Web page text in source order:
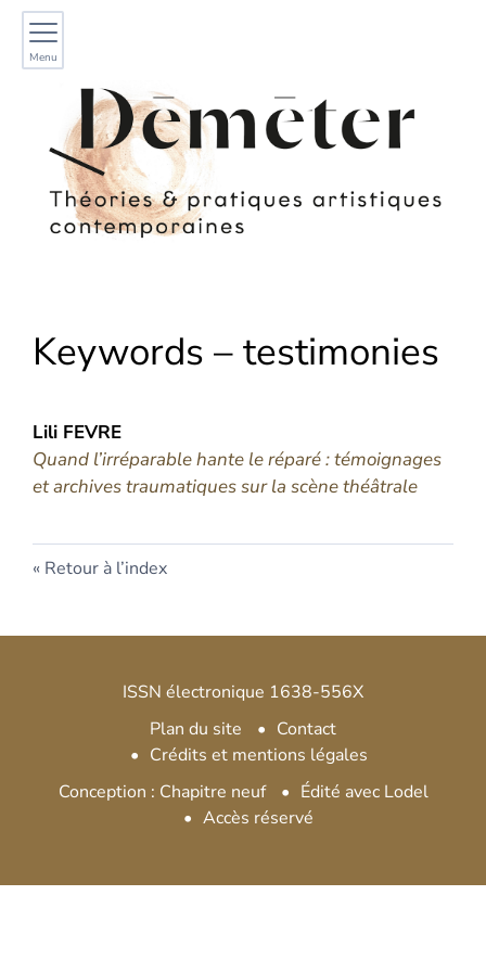
Menu
Keywords – testimonies
Lili FEVRE
Quand l’irréparable hante le réparé : témoignages
et archives traumatiques sur la scène théâtrale
Retour à l’index
ISSN électronique 1638-556X
Plan du site
Contact
Crédits et mentions légales
Conception : Chapitre neuf
Édité avec Lodel
Accès réservé